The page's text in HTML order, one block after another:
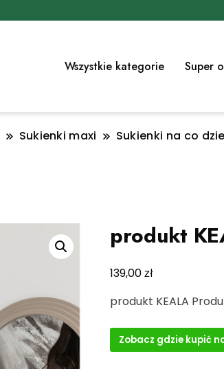
Wszystkie kategorie Super
Sukienki maxi Sukienki na co
produkt
139,00zł
produkt KEALA
Zobacz gdzie kupić